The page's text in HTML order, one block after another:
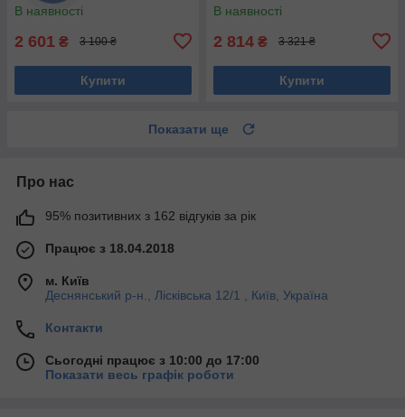
В наявності
2 601 ₴ 3 100 ₴
Купити
В наявності
2 814 ₴ 3 321 ₴
Купити
Показати ще
Про нас
95% позитивних з 162 відгуків за рік
Працює з 18.04.2018
м. Київ
Деснянський р-н., Лісківська 12/1 , Київ, Україна
Контакти
Сьогодні працює з 10:00 до 17:00
Показати весь графік роботи